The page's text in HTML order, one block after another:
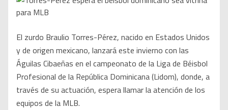
El zurdo Braulio Torres-Pérez, nacido en Estados Unidos
y de origen mexicano, lanzará este invierno con las
Águilas Cibaeñas en el campeonato de la Liga de Béisbol
Profesional de la República Dominicana (Lidom), donde, a
través de su actuación, espera llamar la atención de los
equipos de la MLB.